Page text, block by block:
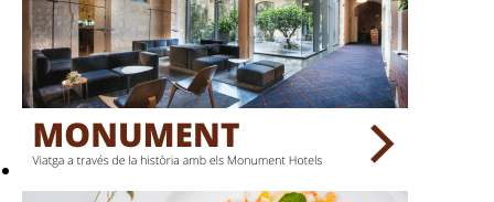
HOTELS
TERRASSES
BARS
SPAS